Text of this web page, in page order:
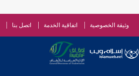
وثيقة الخصوصية اتفاقية الخدمة اتصل بنا